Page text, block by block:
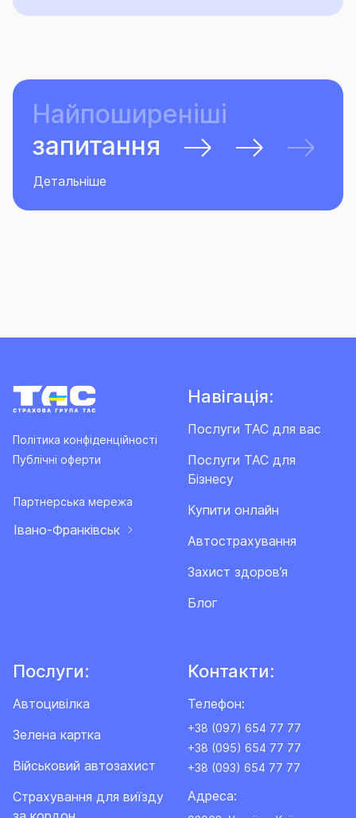
Найпоширеніші
запитання
Детальніше
Політика конфіденційності
Публічні оферти
Партнерська мережа
Івано-Франківськ
Навігація:
Послуги ТАС для вас
Послуги ТАС для
Бізнесу
Купити онлайн
Автострахування
Захист здоров’я
Блог
Послуги:
Автоцивілка
Зелена картка
Військовий автозахист
Cтрахування для виїзду
Контакти:
Телефон:
+38 (097) 654 77 77
+38 (095) 654 77 77
+38 (093) 654 77 77
Адреса: